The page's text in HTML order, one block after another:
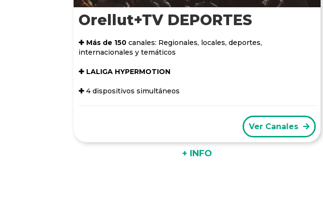
Orellut+TV DEPORTES
✚ Más de 150 canales: Regionales, locales, deportes,
internacionales y temáticos
✚ LALIGA HYPERMOTION
✚ 4 dispositivos simultáneos
Ver Canales
+ INFO